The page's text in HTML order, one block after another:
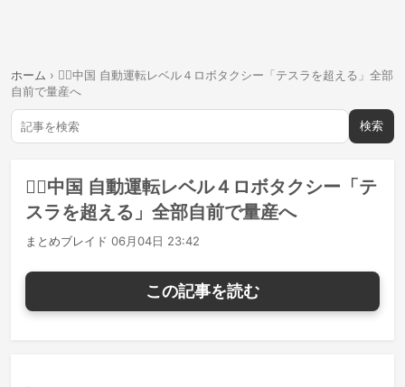
ホーム › 中国 自動運転レベル４ロボタクシー「テスラを超える」全部
自前で量産へ
検索
中国 自動運転レベル４ロボタクシー「テ
スラを超える」全部自前で量産へ
まとめブレイド 06月04日 23:42
この記事を読む